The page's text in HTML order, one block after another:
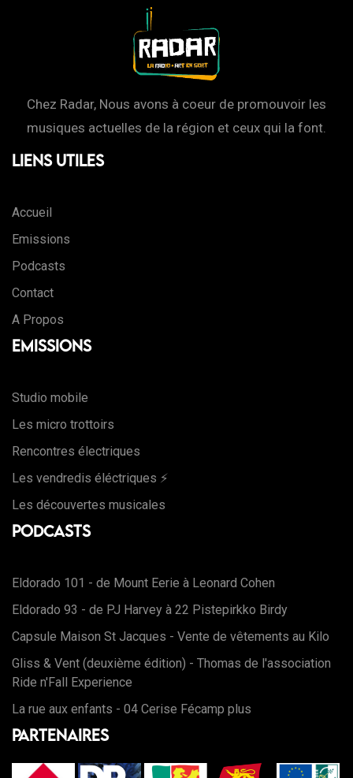
Chez Radar, Nous avons à coeur de promouvoir les
musiques actuelles de la région et ceux qui la font.
Liens Utiles
Accueil
Emissions
Podcasts
Contact
A Propos
Emissions
Studio mobile
Les micro trottoirs
Rencontres électriques
Les vendredis éléctriques ⚡️
Les découvertes musicales
Podcasts
Eldorado 101 - de Mount Eerie à Leonard Cohen
Eldorado 93 - de PJ Harvey à 22 Pistepirkko Birdy
Capsule Maison St Jacques - Vente de vêtements au Kilo
Gliss & Vent (deuxième édition) - Thomas de l'association
Ride n'Fall Experience
La rue aux enfants - 04 Cerise Fécamp plus
Partenaires